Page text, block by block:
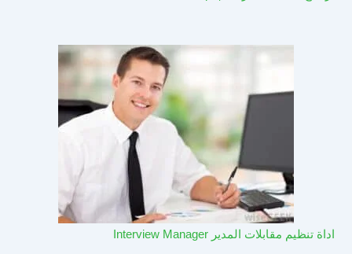
اداة تنظيم مقابلات المدير Interview Manager